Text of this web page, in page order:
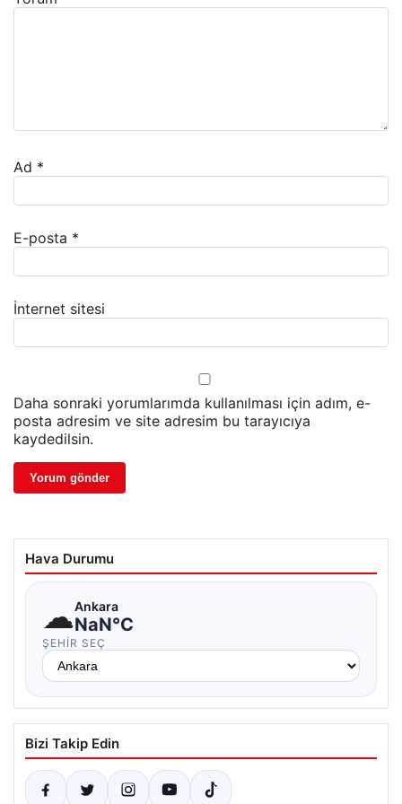
Ad *
E-posta *
İnternet sitesi
Daha sonraki yorumlarımda kullanılması için adım, e-
posta adresim ve site adresim bu tarayıcıya
kaydedilsin.
Hava Durumu
☁Ankara
NaN°C
ŞEHIR SEÇ
Bizi Takip Edin